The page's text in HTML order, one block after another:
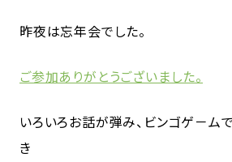
昨夜は忘年会でした。
ご参加ありがとうございました。
いろいろお話が弾み、ビンゴゲ－ム
き